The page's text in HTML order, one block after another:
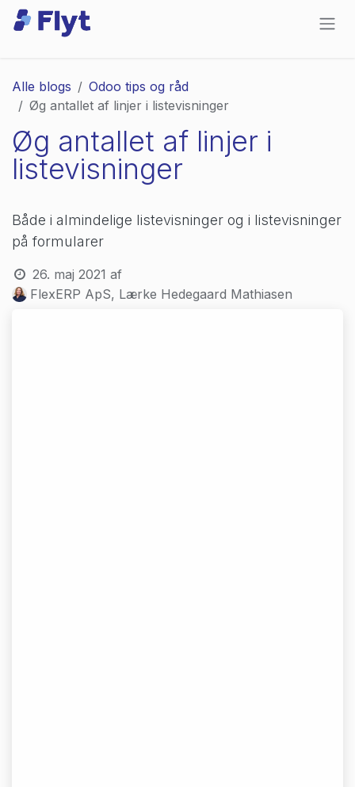
Skip to Content
Alle blogs
Odoo tips og råd
Øg antallet af linjer i listevisninger
Øg antallet af linjer i
listevisninger
Både i almindelige listevisninger og i listevisninger
på formularer
26. maj 2021 af
FlexERP ApS, Lærke Hedegaard Mathiasen